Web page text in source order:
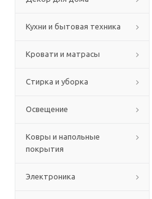
Кухни и бытовая техника
Кровати и матрасы
Стирка и уборка
Освещение
Ковры и напольные
покрытия
Электроника